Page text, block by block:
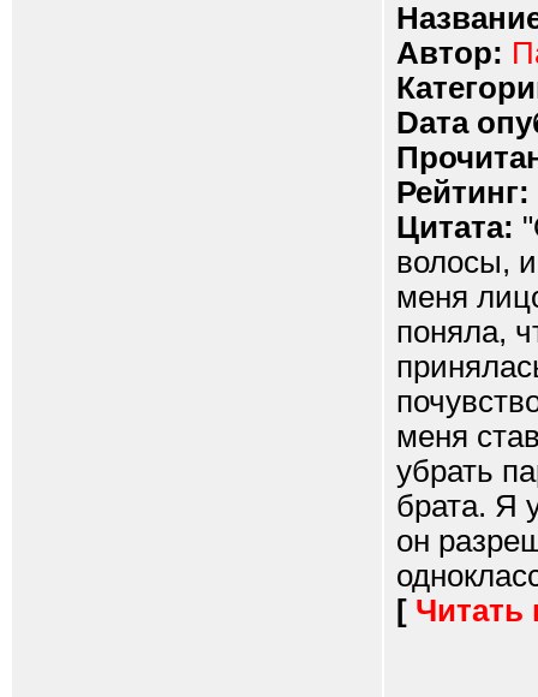
Автор:
Dата
Рейтинг:
Цитата:
волосы,
меня
поняла,
меня
убрать
брата. Я
он
[ Читать